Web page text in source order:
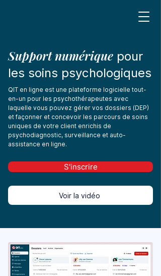
Support numérique pour
les soins psychologiques
QIT en ligne est une plateforme logicielle tout-
en-un pour les psychothérapeutes avec
laquelle vous pouvez gérer vos dossiers (DEP)
et façonner et concevoir les parcours de soins
uniques de votre client enrichis de
psychodiagnostic, surveillance et auto-
assistance en ligne.
S'inscrire
Voir la vidéo